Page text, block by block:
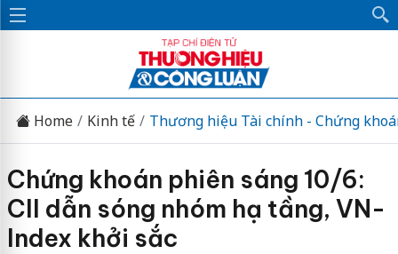
Home Kinh tế Thương hiệu Tài chính - Chứng
Chứng khoán phiên sáng 10/6:
CII dẫn sóng nhóm hạ tầng, VN-
Index khởi sắc